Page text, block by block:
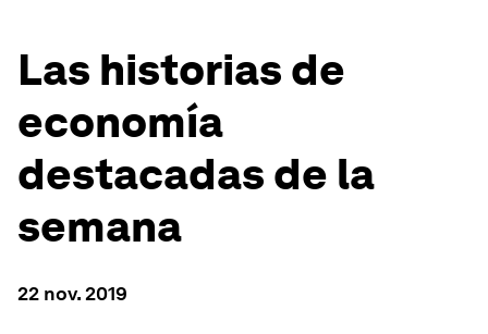
Las historias de
economía
destacadas de la
semana
22 nov. 2019